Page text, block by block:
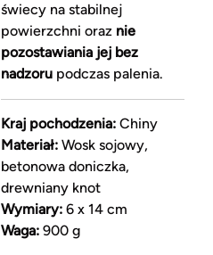
świecy na stabilnej
powierzchni oraz nie
pozostawiania jej bez
nadzorupodczas palenia.
Kraj pochodzenia:Chiny
Materiał:Wosk sojowy,
betonowa doniczka,
drewniany knot
Wymiary:6 x 14 cm
Waga:900 g